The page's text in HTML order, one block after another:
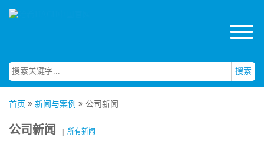
搜索
首页 新闻与案例 公司新闻
公司新闻 所有新闻